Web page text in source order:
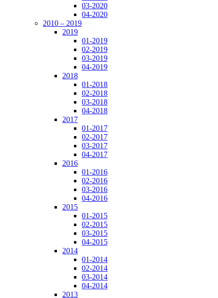
03-2020
04-2020
2010 – 2019
2019
01-2019
02-2019
03-2019
04-2019
2018
01-2018
02-2018
03-2018
04-2018
2017
01-2017
02-2017
03-2017
04-2017
2016
01-2016
02-2016
03-2016
04-2016
2015
01-2015
02-2015
03-2015
04-2015
2014
01-2014
02-2014
03-2014
04-2014
2013